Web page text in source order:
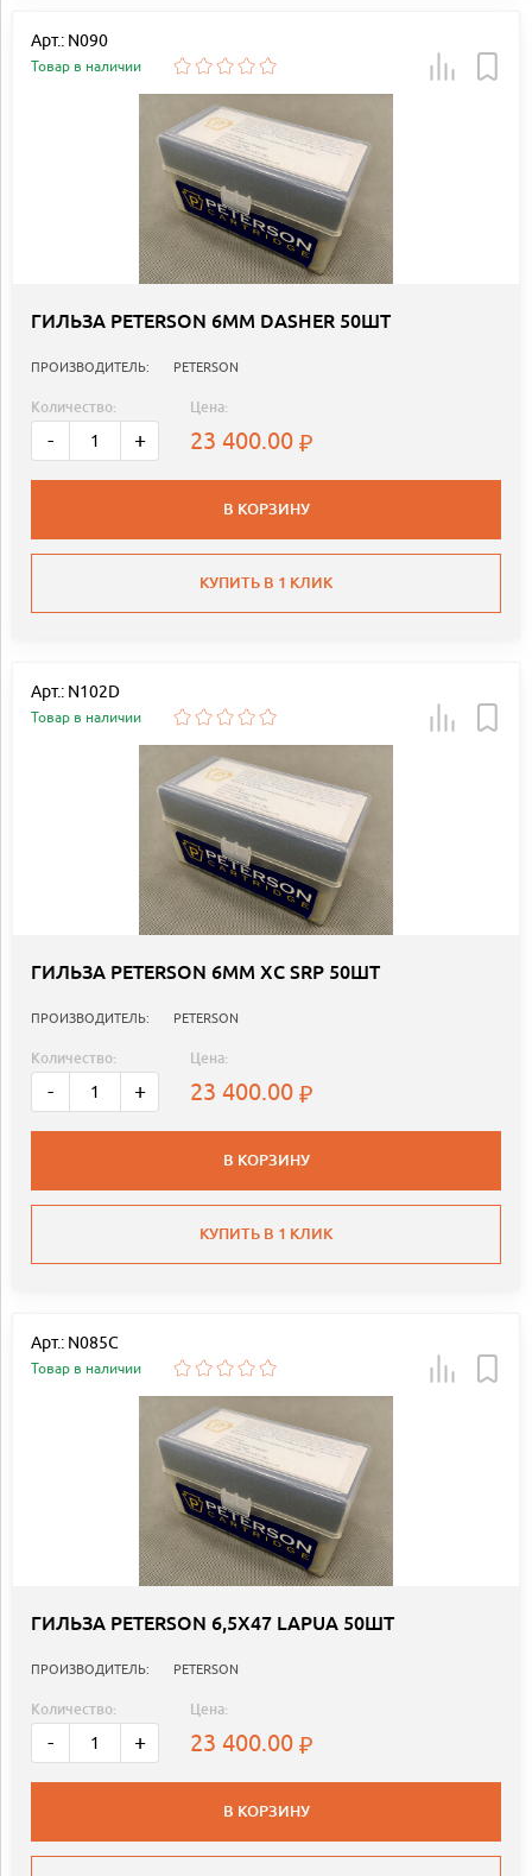
Арт.: N090
Товар в наличии
ГИЛЬЗА PETERSON 6MM DASHER 50ШТ
ПРОИЗВОДИТЕЛЬ: PETERSON
Количество:
- +
Цена:
23 400.00
В КОРЗИНУ
КУПИТЬ В 1 КЛИК
Арт.: N102D
Товар в наличии
ГИЛЬЗА PETERSON 6MM XC SRP 50ШТ
ПРОИЗВОДИТЕЛЬ: PETERSON
Количество:
- +
Цена:
23 400.00
В КОРЗИНУ
КУПИТЬ В 1 КЛИК
Арт.: N085C
Товар в наличии
ГИЛЬЗА PETERSON 6,5X47 LAPUA 50ШТ
ПРОИЗВОДИТЕЛЬ: PETERSON
Количество:
- +
Цена:
23 400.00
В КОРЗИНУ